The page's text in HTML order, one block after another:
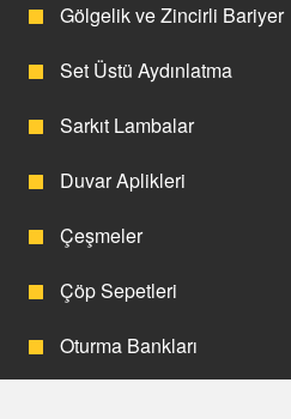
Gölgelik ve Zincirli Bariyer
Set Üstü Aydınlatma
Sarkıt Lambalar
Duvar Aplikleri
Çeşmeler
Çöp Sepetleri
Oturma Bankları